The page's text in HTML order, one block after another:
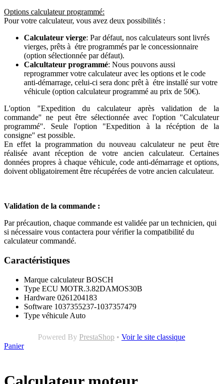
Options calculateur programmé:
Pour votre calculateur, vous avez deux possibilités :
Calculateur vierge: Par défaut, nos calculateurs sont livrés
vierges, prêts à étre programmés par le concessionnaire
(option sélectionnée par défaut).
Calcultateur programmé: Nous pouvons aussi
reprogrammer votre calculateur avec les options et le code
anti-démarrage, celui-ci sera donc prêt à étre installé sur votre
véhicule (option calculateur programmé au prix de 50€).
L'option "Expedition du calculateur après validation de la
commande" ne peut être sélectionnée avec l'option "Calculateur
programmé". Seule l'option "Expedition à la récéption de la
consigne" est possible.
En effet la programmation du nouveau calculateur ne peut être
réalisée avant réception de votre ancien calculateur. Certaines
données propres à chaque véhicule, code anti-démarrage et options,
doivent obligatoirement être récupérées de votre ancien calculateur.
Validation de la commande :
Par précaution, chaque commande est validée par un technicien, qui
si nécessaire vous contactera pour vérifier la compatibilité du
calculateur commandé.
Caractéristiques
Marque calculateur BOSCH
Type ECU MOTR.3.82DAMOS30B
Hardware 0261204183
Software 1037355237-1037357479
Type véhicule Auto
Powered By PrestaShop • Voir le site classique
Panier